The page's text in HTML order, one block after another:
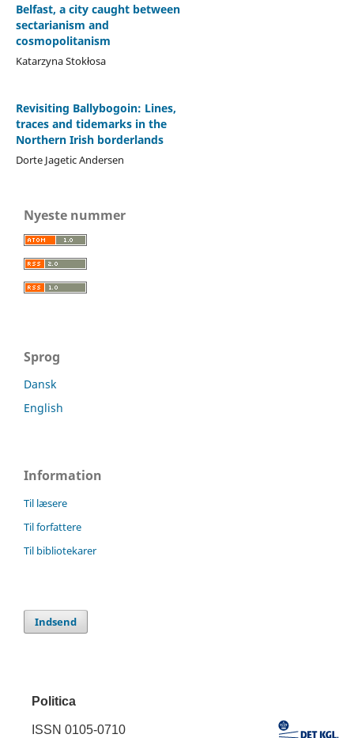
Belfast, a city caught between
sectarianism and
cosmopolitanism
Katarzyna Stokłosa
Revisiting Ballybogoin: Lines,
traces and tidemarks in the
Northern Irish borderlands
Dorte Jagetic Andersen
Nyeste nummer
Sprog
Dansk
English
Information
Til læsere
Til forfattere
Til bibliotekarer
Indsend
Politica
ISSN 0105-0710